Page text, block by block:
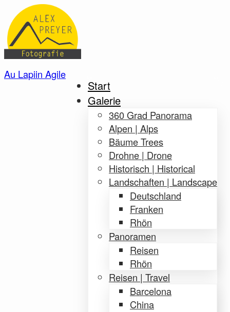
Start
Galerie
360 Grad Panorama
Alpen | Alps
Bäume Trees
Drohne | Drone
Historisch | Historical
Landschaften | Landscape
Deutschland
Franken
Rhön
Panoramen
Reisen
Rhön
Reisen | Travel
Barcelona
China
Au Lapiin Agile